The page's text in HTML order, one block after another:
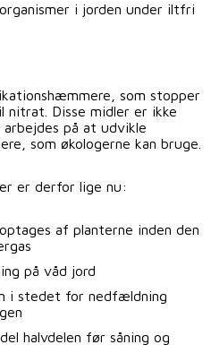
i jorden under iltfri
som stopper
nitrat. Disse midler er ikke
på at udvikle
som økologerne kan bruge.
er derfor lige nu:
af planterne inden den
på våd jord
i stedet for nedfældning
halvdelen før såning og